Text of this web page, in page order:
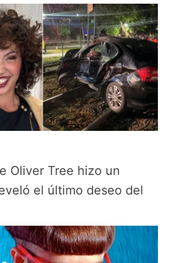
Oliver Tree hizo un
el último deseo del